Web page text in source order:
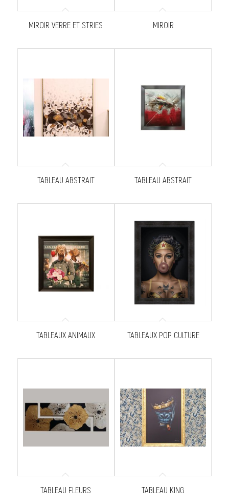
MIROIR VERRE ET STRIES MIROIR
TABLEAU ABSTRAIT TABLEAU ABSTRAIT
TABLEAUX ANIMAUX TABLEAUX POP CULTURE
TABLEAU FLEURS TABLEAU KING